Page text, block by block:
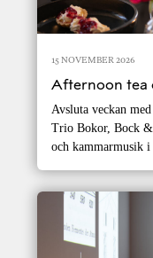
15 NOVEMBER 2026
Afternoon tea
Avsluta veckan
Trio Bokor, Bock &
och kammarmusik i